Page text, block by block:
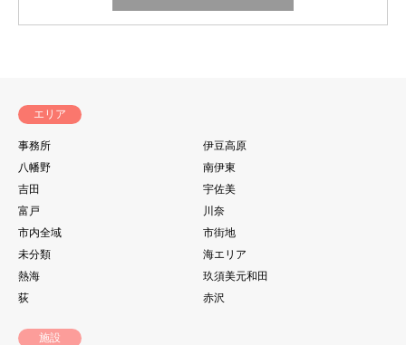
エリア
事務所
伊豆高原
八幡野
南伊東
吉田
宇佐美
富戸
川奈
市内全域
市街地
未分類
海エリア
熱海
玖須美元和田
荻
赤沢
施設